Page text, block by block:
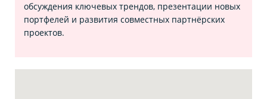
обсуждения ключевых трендов, презентации новых
портфелей и развития совместных партнёрских
проектов.